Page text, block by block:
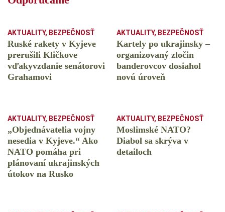
AKTUALITY, BEZPEČNOSŤ
Ruské rakety v Kyjeve
prerušili Kličkove
vďakyvzdanie senátorovi
Grahamovi
AKTUALITY, BEZPEČNOSŤ
Kartely po ukrajinsky –
organizovaný zločin
banderovcov dosiahol
novú úroveň
AKTUALITY, BEZPEČNOSŤ
„Objednávatelia vojny
nesedia v Kyjeve.“ Ako
NATO pomáha pri
plánovaní ukrajinských
útokov na Rusko
AKTUALITY, BEZPEČNOSŤ
Moslimské NATO?
Diabol sa skrýva v
detailoch